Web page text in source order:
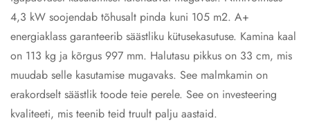
4,3 kW soojendab tõhusalt pinda kuni 105 m2. A+
energiaklass garanteerib säästliku kütusekasutuse. Kamina kaal
on 113 kg ja kõrgus 997 mm. Halutasu pikkus on 33 cm, mis
muudab selle kasutamise mugavaks. See malmkamin on
erakordselt säästlik toode teie perele. See on investeering
kvaliteeti, mis teenib teid truult palju aastaid.